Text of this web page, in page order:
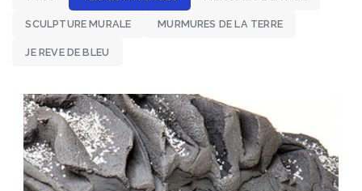
SCULPTURE MURALE MURMURES DE LA TERRE
JE REVE DE BLEU